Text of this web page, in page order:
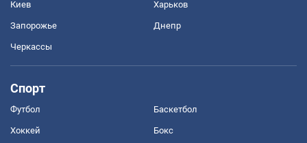
Киев Харьков
Запорожье Днепр
Черкассы
Спорт
Футбол Баскетбол
Хоккей Бокс